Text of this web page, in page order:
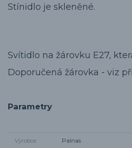
Stínidlo je skleněné.
Svítidlo na žárovku E27,
Doporučená žárovka - viz
Parametry
Výrobce Palnas